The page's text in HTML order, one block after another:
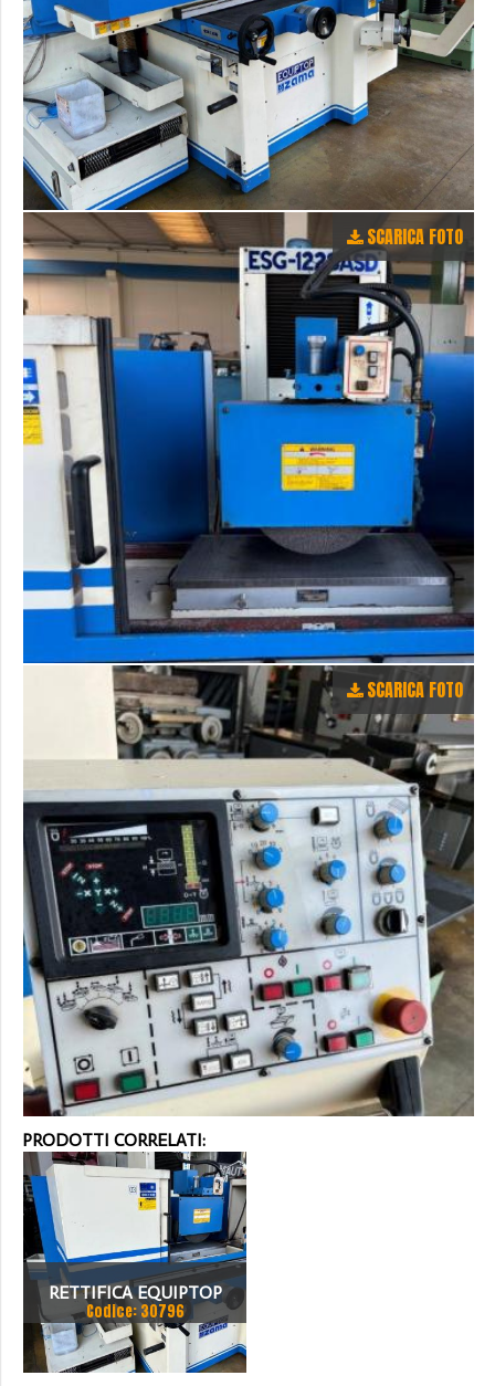
SCARICA FOTO
SCARICA FOTO
PRODOTTI CORRELATI:
RETTIFICA EQUIPTOP
MODELLO ESG-1228ASD
ANNO 2000 POTENZA DEL
Codice: 30796